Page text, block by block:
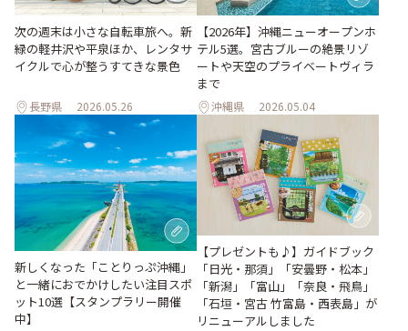
次の週末は小さな自転車旅へ。新
緑の軽井沢や平泉ほか、レンタサ
イクルで心が整うすてきな景色
長野県 2026.05.26
【2026年】沖縄ニューオープンホ
テル5選。宮古ブルーの絶景リゾ
ートや天空のプライベートヴィラ
まで
沖縄県 2026.05.04
新しくなった「ことりっぷ沖縄」
と一緒におでかけしたい注目スポ
ット10選【スタンプラリー開催
中】
【プレゼントも♪】ガイドブック
「日光・那須」「安曇野・松本」
「新潟」「富山」「奈良・飛鳥」
「石垣・宮古 竹富島・西表島」が
リニューアルしました